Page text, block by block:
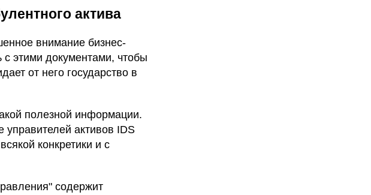
актива
внимание бизнес-
этими документами, чтобы
от него государство в
полезной информации.
управителей активов IDS
конкретики и с
содержит